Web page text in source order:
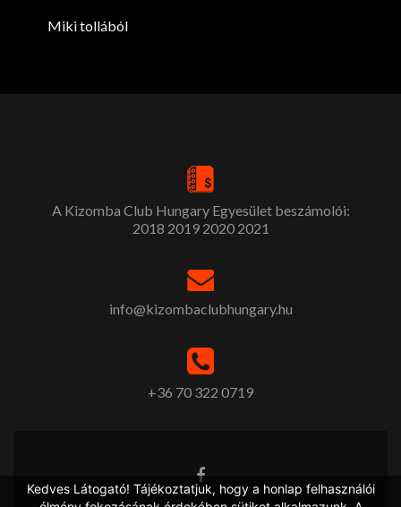
Miki tollából
A Kizomba Club Hungary Egyesület beszámolói:
2018 2019 2020 2021
info@kizombaclubhungary.hu
+36 70 322 0719
Kedves Látogató! Tájékoztatjuk, hogy a honlap felhasználói